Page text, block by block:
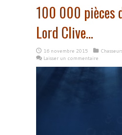
100 000 pièces
Lord Clive…
16 novembre 2015
Laisser un commentaire